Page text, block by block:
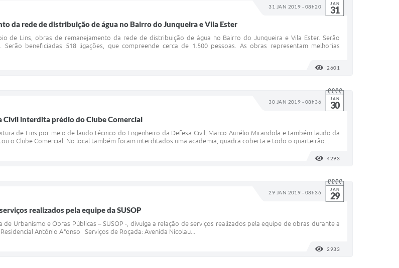
31 JAN 2019 - 08h20 JAN
31
da rede de distribuição de água no Bairro do Junqueira e Vila Ester
de Lins, obras de remanejamento da rede de distribuição de água no Bairro do Junqueira e Vila Ester. Serão
beneficiadas 518 ligações, que compreende cerca de 1.500 pessoas. As obras representam melhorias
2601
30 JAN 2019 - 08h36 JAN
30
Civil interdita prédio do Clube Comercial
de Lins por meio de laudo técnico do Engenheiro da Defesa Civil, Marco Aurélio Mirandola e também laudo da
o Clube Comercial. No local também foram interditados uma academia, quadra coberta e todo o quarteirão...
4293
29 JAN 2019 - 08h36 JAN
29
realizados pela equipe da SUSOP
Urbanismo e Obras Públicas – SUSOP -, divulga a relação de serviços realizados pela equipe de obras durante a
Antônio Afonso Serviços de Roçada: Avenida Nicolau...
2933